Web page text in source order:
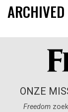
ONZE
Freedom